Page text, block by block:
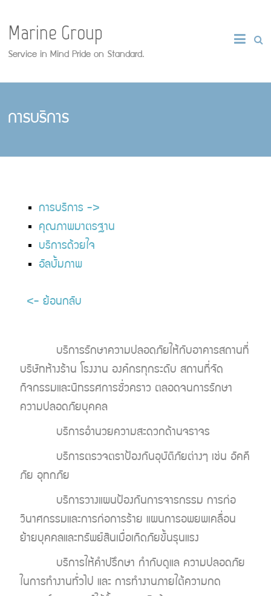
Marine Group
Service in Mind Pride on Standard.
การบริการ
การบริการ ->
คุณภาพมาตรฐาน
บริการด้วยใจ
อัลบั้มภาพ
<- ย้อนกลับ
บริการรักษาความปลอดภัยให้กับอาคารสถานที่
บริษัทห้างร้าน โรงงาน องค์กรทุกระดับ สถานที่จัด
กิจกรรมและนิทรรศการชั่วคราว ตลอดจนการรักษา
ความปลอดภัยบุคคล
บริการอำนวยความสะดวกด้านจราจร
บริการตรวจตราป้องกันอุบัติภัยต่างๆ เช่น อัคคี
ภัย อุทกภัย
บริการวางแผนป้องกันการจารกรรม การก่อ
วินาศกรรมและการก่อการร้าย แผนการอพยพเคลื่อน
ย้ายบุคคลและทรัพย์สินเมื่อเกิดภัยขั้นรุนแรง
บริการให้คำปรึกษา กำกับดูแล ความปลอดภัย
ในการทำงานทั่วไป และ การทำงานภายใต้ความกด